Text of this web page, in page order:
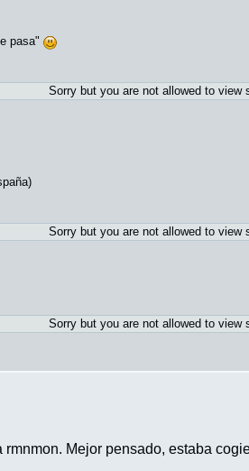
pasa"
Sorry but you are not allowed to view
Sorry but you are not allowed to view
Sorry but you are not allowed to view
Mejor pensado, estaba